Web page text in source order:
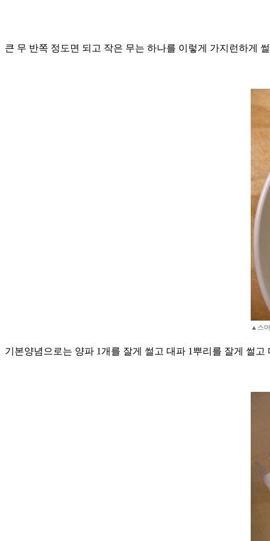
큰 무 반쪽 정도면 되고 작은 무는 하나를 이렇게 가지런하게
▲스머
기본양념으로는 양파 1개를 잘게 썰고 대파 1뿌리를 잘게 썰